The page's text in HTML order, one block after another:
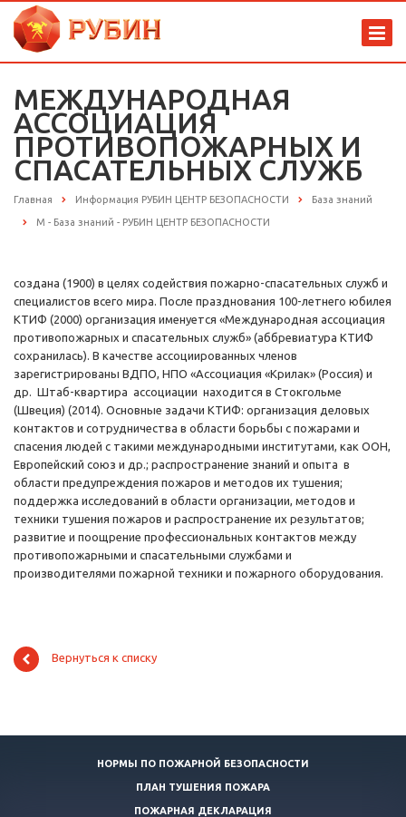
МЕЖДУНАРОДНАЯ
АССОЦИАЦИЯ
ПРОТИВОПОЖАРНЫХ И
СПАСАТЕЛЬНЫХ СЛУЖБ
Главная Информация РУБИН ЦЕНТР БЕЗОПАСНОСТИ База знаний
М - База знаний - РУБИН ЦЕНТР БЕЗОПАСНОСТИ
создана (1900) в целях содействия пожарно-спасательных служб и
специалистов всего мира. После празднования 100-летнего юбилея
КТИФ (2000) организация именуется «Международная ассоциация
противопожарных и спасательных служб» (аббревиатура КТИФ
сохранилась). В качестве ассоциированных членов
зарегистрированы ВДПО, НПО «Ассоциация «Крилак» (Россия) и
др. Штаб-квартира ассоциации находится в Стокгольме
(Швеция) (2014). Основные задачи КТИФ: организация деловых
контактов и сотрудничества в области борьбы с пожарами и
спасения людей с такими международными институтами, как ООН,
Европейский союз и др.; распространение знаний и опыта в
области предупреждения пожаров и методов их тушения;
поддержка исследований в области организации, методов и
техники тушения пожаров и распространение их результатов;
развитие и поощрение профессиональных контактов между
противопожарными и спасательными службами и
производителями пожарной техники и пожарного оборудования.
Вернуться к списку
НОРМЫ ПО ПОЖАРНОЙ БЕЗОПАСНОСТИ
ПЛАН ТУШЕНИЯ ПОЖАРА
ПОЖАРНАЯ ДЕКЛАРАЦИЯ